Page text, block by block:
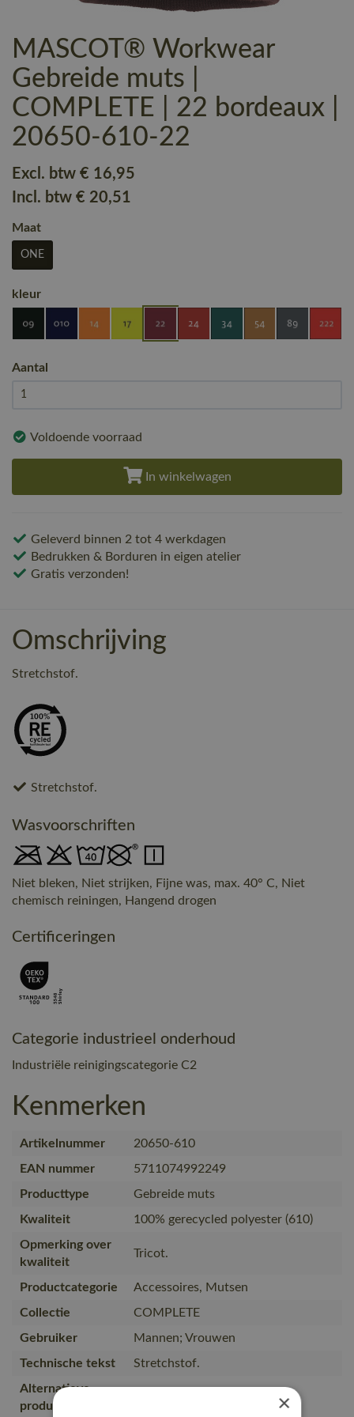
MASCOT® Workwear
Gebreide muts |
COMPLETE | 22 bordeaux |
20650-610-22
Excl. btw € 16,95
Incl. btw € 20,51
Maat
ONE
kleur
Aantal
Voldoende voorraad
In winkelwagen
Geleverd binnen 2 tot 4 werkdagen
Bedrukken & Borduren in eigen atelier
Gratis verzonden!
Omschrijving
Stretchstof.
Stretchstof.
Wasvoorschriften
Niet bleken, Niet strijken, Fijne was, max. 40° C, Niet
chemisch reiningen, Hangend drogen
Certificeringen
Categorie industrieel onderhoud
Industriële reinigingscategorie C2
Kenmerken
Artikelnummer
20650-610
EAN nummer
5711074992249
Producttype
Gebreide muts
Kwaliteit
100% gerecycled polyester (610)
Opmerking over
kwaliteit
Tricot.
Productcategorie
Accessoires, Mutsen
Collectie
COMPLETE
Gebruiker
Mannen; Vrouwen
Technische tekst
Stretchstof.
Alternatieve
producten
×